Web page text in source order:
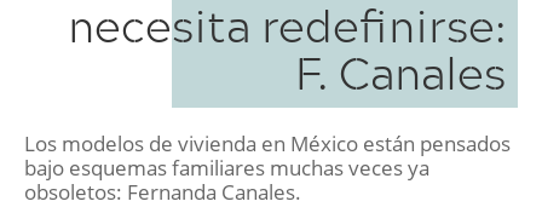
necesita redefinirse:
F. Canales
Los modelos de vivienda en México están pensados
bajo esquemas familiares muchas veces ya
obsoletos: Fernanda Canales.